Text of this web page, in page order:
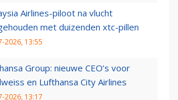
Airlines-piloot na vlucht
met duizenden xtc-pillen
2026, 13:55
Group: nieuwe CEO’s voor
en Lufthansa City Airlines
2026, 13:17